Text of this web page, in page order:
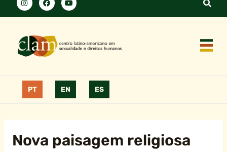
PT EN ES
Nova paisagem religiosa